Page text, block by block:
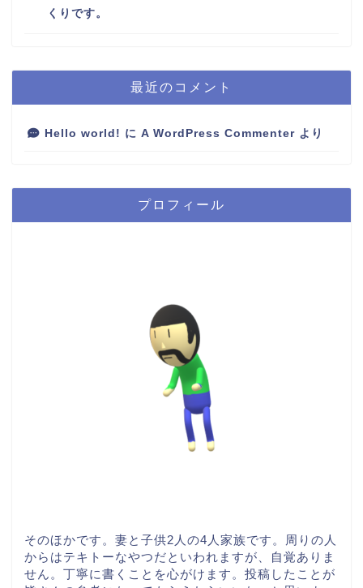
くりです。
最近のコメント
Hello world! に A WordPress Commenter より
プロフィール
そのほかです。妻と子供2人の4人家族です。周りの人
からはテキトーなやつだといわれますが、自覚ありま
せん。丁寧に書くことを心がけます。投稿したことが